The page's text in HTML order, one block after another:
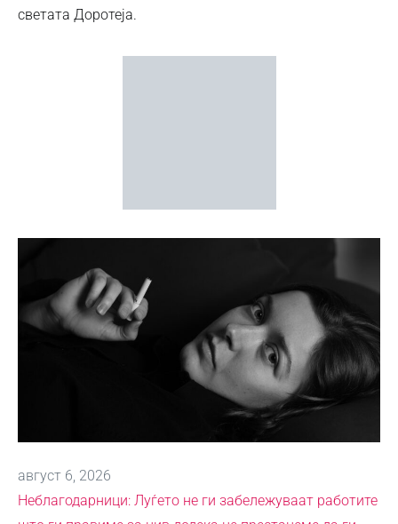
светата Доротеја.
август 6, 2026
Неблагодарници: Луѓето не ги забележуваат работите